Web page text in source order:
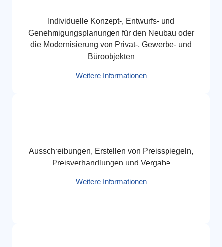
Individuelle Konzept-, Entwurfs- und
Genehmigungsplanungen für den Neubau oder
die Modernisierung von Privat-, Gewerbe- und
Büroobjekten
Weitere Informationen
Ausschreibungen, Erstellen von Preisspiegeln,
Preisverhandlungen und Vergabe
Weitere Informationen